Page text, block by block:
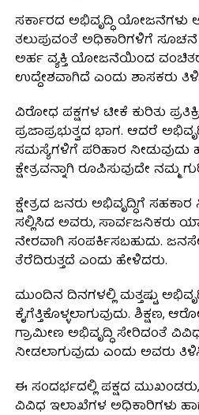
ಸರ್ಕಾರದ ಅಭಿವೃದ್ಧಿ ಯೋಜನೆಗಳು
ತಲುಪುವಂತೆ ಅಧಿಕಾರಿಗಳಿಗೆ
ಅರ್ಹ ವ್ಯಕ್ತಿ ಯೋಜನೆಯಿಂದ
ಉದ್ದೇಶವಾಗಿದೆ ಎಂದು ಶಾಸಕರು
ವಿರೋಧ ಪಕ್ಷಗಳ ಟೀಕೆ ಕುರಿತು
ಪ್ರಜಾಪ್ರಭುತ್ವದ ಭಾಗ. ಆದರೆ
ಸಮಸ್ಯೆಗಳಿಗೆ ಪರಿಹಾರ ನೀಡುವುದು
ಕ್ಷೇತ್ರವನ್ನಾಗಿ ರೂಪಿಸುವುದೇ ನಮ್ಮ
ಕ್ಷೇತ್ರದ ಜನರು ಅಭಿವೃದ್ಧಿಗೆ ಸಹಕಾರ
ಸಲ್ಲಿಸಿದ ಅವರು, ಸಾರ್ವಜನಿಕರು
ನೇರವಾಗಿ ಸಂಪರ್ಕಿಸಬಹುದು.
ತೆರೆದಿರುತ್ತದೆ ಎಂದು ಹೇಳಿದರು.
ಮುಂದಿನ ದಿನಗಳಲ್ಲಿ ಮತ್ತಷ್ಟು
ಕೈಗೆತ್ತಿಕೊಳ್ಳಲಾಗುವುದು. ಶಿಕ್ಷಣ,
ಗ್ರಾಮೀಣ ಅಭಿವೃದ್ಧಿ ಸೇರಿದಂತೆ ವಿವಿಧ
ನೀಡಲಾಗುವುದು ಎಂದು ಅವರು
ಈ ಸಂದರ್ಭದಲ್ಲಿ ಪಕ್ಷದ
ವಿವಿಧ ಇಲಾಖೆಗಳ ಅಧಿಕಾರಿಗಳು